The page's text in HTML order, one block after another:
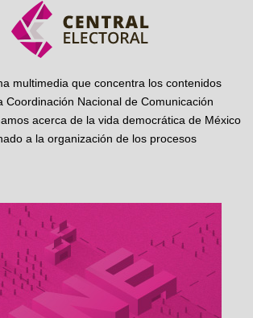
multimedia que concentra los contenidos
Coordinación Nacional de Comunicación
acerca de la vida democrática de México
a la organización de los procesos